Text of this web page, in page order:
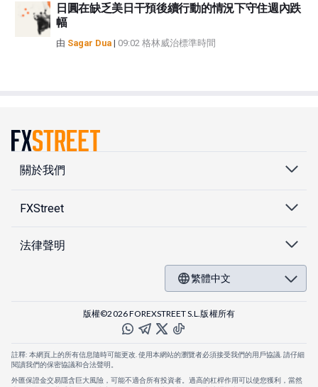
日圓在缺乏美日干預後續行動的情況下守住週內跌
幅
由 Sagar Dua | 09:02 格林威治標準時間
關於我們
FXStreet
法律聲明
繁體中文
版權©2026 FOREXSTREET S.L.版權所有
註釋: 本網頁上的所有信息隨時可能更改. 使用本網站的瀏覽者必須接受我們的用戶協議. 請仔細
閱讀我們的保密協議和合法聲明。
外匯保證金交易隱含巨大風險，可能不適合所有投資者。過高的杠桿作用可以使您獲利，當然